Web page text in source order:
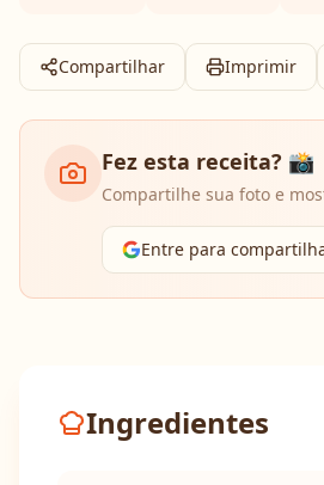
Compartilhar Imprimir
Fez esta receita? 📸
Compartilhe sua foto e
Entre para
Ingredientes